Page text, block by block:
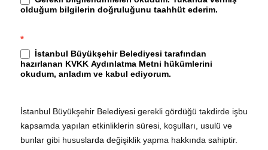
olduğum bilgilerin doğruluğunu taahhüt ederim.
*
İstanbul Büyükşehir Belediyesi tarafından
hazırlanan KVKK Aydınlatma Metni hükümlerini
okudum, anladım ve kabul ediyorum.
İstanbul Büyükşehir Belediyesi gerekli gördüğü takdirde işbu
kapsamda yapılan etkinliklerin süresi, koşulları, usulü ve
bunlar gibi hususlarda değişiklik yapma hakkında sahiptir.